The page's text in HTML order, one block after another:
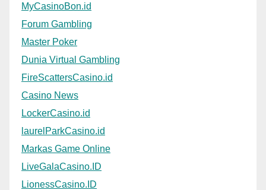
MyCasinoBon.id
Forum Gambling
Master Poker
Dunia Virtual Gambling
FireScattersCasino.id
Casino News
LockerCasino.id
laurelParkCasino.id
Markas Game Online
LiveGalaCasino.ID
LionessCasino.ID